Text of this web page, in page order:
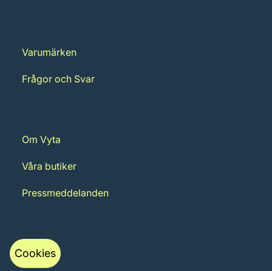
Varumärken
Frågor och Svar
Om Vyta
Våra butiker
Pressmeddelanden
Cookies